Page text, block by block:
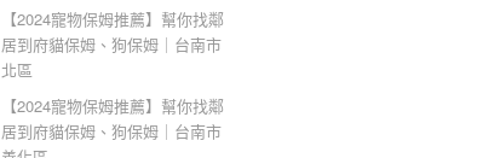
【2024寵物保姆推薦】幫你找鄰
居到府貓保姆、狗保姆｜台南市
北區
【2024寵物保姆推薦】幫你找鄰
居到府貓保姆、狗保姆｜台南市